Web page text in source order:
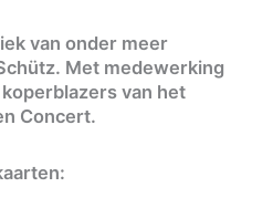
van onder meer
Met medewerking
van het
Concert.